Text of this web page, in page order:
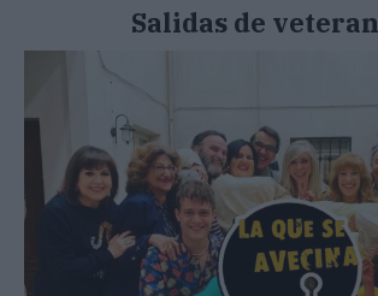
Salidas de